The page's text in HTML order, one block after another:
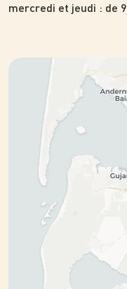
mercredi et jeudi : de